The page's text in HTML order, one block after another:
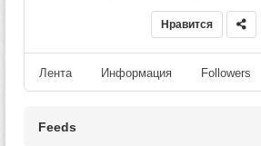
Нравится
Лента Информация Followers
Feeds